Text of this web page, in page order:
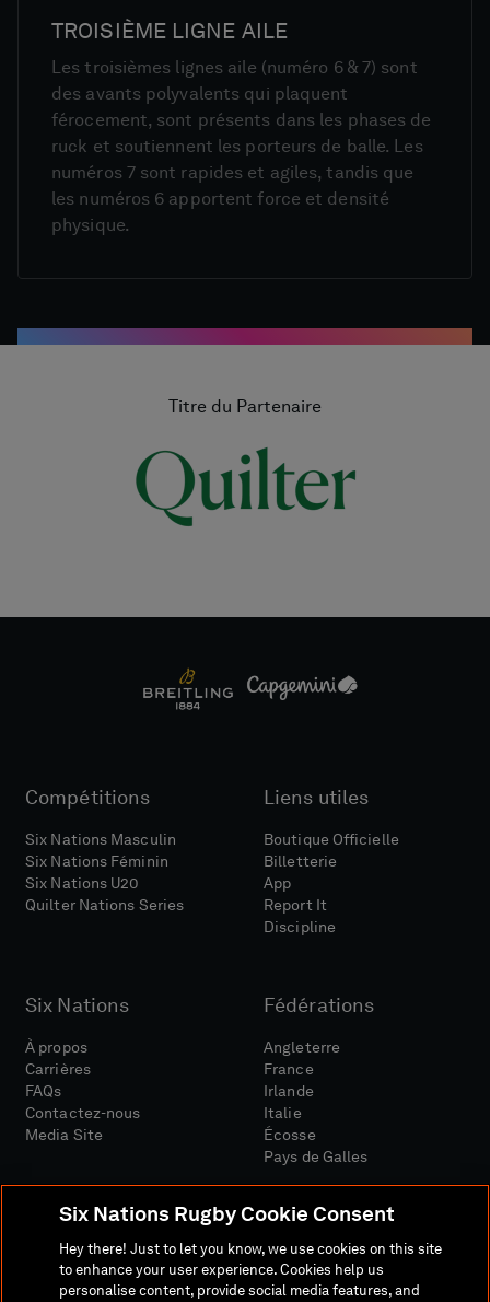
TROISIÈME LIGNE AILE
Les troisièmes lignes aile (numéro 6 & 7) sont
des avants polyvalents qui plaquent
férocement, sont présents dans les phases de
ruck et soutiennent les porteurs de balle. Les
numéros 7 sont rapides et agiles, tandis que
les numéros 6 apportent force et densité
physique.
Titre du Partenaire
Compétitions
Six Nations Masculin
Six Nations Féminin
Six Nations U20
Quilter Nations Series
Liens utiles
Boutique Officielle
Billetterie
App
Report It
Discipline
Six Nations
À propos
Carrières
FAQs
Contactez-nous
Media Site
Fédérations
Angleterre
France
Irlande
Italie
Écosse
Pays de Galles
Six Nations Rugby Cookie Consent
Hey there! Just to let you know, we use cookies on this site
to enhance your user experience. Cookies help us
personalise content, provide social media features, and